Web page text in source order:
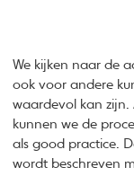
We kijken naar de
ook voor andere
waardevol kan zijn.
kunnen we de
als good practice.
wordt beschreven